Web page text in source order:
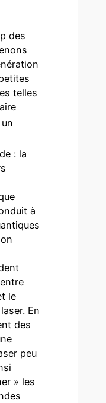
des
telles
: la
à
le
En
des
peu
» les